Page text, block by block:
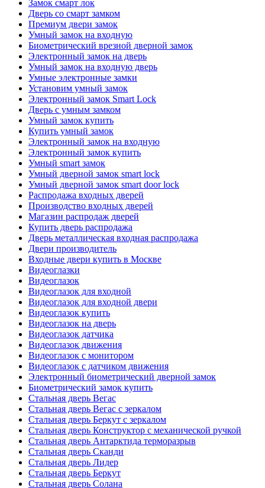
Замок смарт лок
Дверь со смарт замком
Премиум двери замок
Умный замок на входную
Биометрический врезной дверной замок
Электронный замок на дверь
Умный замок на входную дверь
Умные электронные замки
Установим умный замок
Электронный замок Smart Lock
Дверь с умным замком
Умный замок купить
Купить умный замок
Электронный замок на входную
Электронный замок купить
Умный smart замок
Умный дверной замок smart lock
Умный дверной замок smart door lock
Распродажа входных дверей
Производство входных дверей
Магазин распродаж дверей
Купить дверь распродажа
Дверь металлическая входная распродажа
Двери производитель
Входные двери купить в Москве
Видеоглазки
Видеоглазок
Видеоглазок для входной
Видеоглазок для входной двери
Видеоглазок купить
Видеоглазок на дверь
Видеоглазок датчика
Видеоглазок движения
Видеоглазок с монитором
Видеоглазок с датчиком движения
Электронный биометрический дверной замок
Биометрический замок купить
Стальная дверь Вегас
Стальная дверь Вегас с зеркалом
Стальная дверь Беркут с зеркалом
Стальная дверь Конструктор с механической ручкой
Стальная дверь Антарктида терморазрыв
Стальная дверь Сканди
Стальная дверь Лидер
Стальная дверь Беркут
Стальная дверь Солана